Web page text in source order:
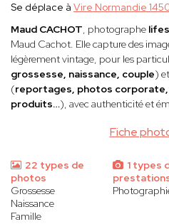
Fiche
Se déplace à Vire Normandie
Maud CACHOT, photographe
Maud Cachot. Elle capture des
légèrement vintage, pour les
grossesse, naissance, couple)
(reportages, photos
produits…), avec authenticité et
22 types de
photos
Grossesse
Naissance
Famille
1 types